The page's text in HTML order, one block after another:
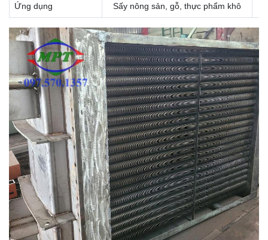
Ứng dụng Sấy nông sản, gỗ, thực phẩm khô